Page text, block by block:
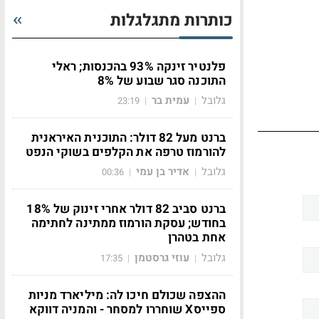
כותרות מתגלגלות
פלנטיר זינקה 93% בהכנסות; ראלי
התוכנה סגר שבוע של 8%
גלובל | עמית בר |
23:19
ברנט מעל 82 דולר: התוכנית האיראנית
להורמוז טרפה את הקלפים בשוקי הנפט
גלובל | אדיר בן עמי |
00:36
ברנט סביב 82 דולר אחרי זינוק של 18%
בחודש; עסקת הורמוז ממתינה לחתימה
אחת בטהרן
גלובל | עוזי גרסטמן |
17:35
ההצפה שכולם חיכו לה: מיליארד מניות
ספייסX שוחררו למסחר - והמניה דווקא